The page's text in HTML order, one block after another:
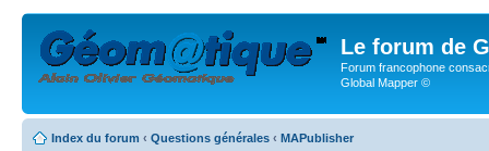
Le forum de
Forum francophone
Global Mapper ©
Index du forum ‹ Questions générales ‹ MAPublisher